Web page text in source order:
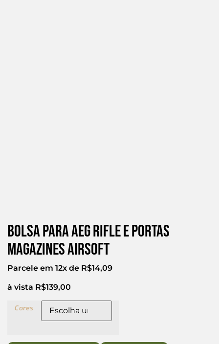
Bolsa para Aeg Rifle e Portas
magazines Airsoft
Parcele em 12x de R$14,09
à vista R$139,00
Cores